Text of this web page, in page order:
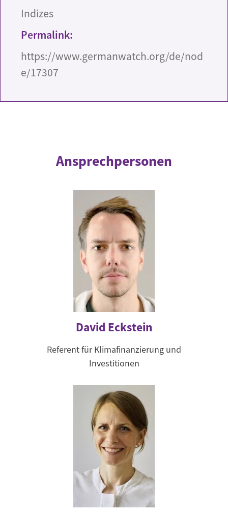
Indizes
Permalink:
https://www.germanwatch.org/de/nod
e/17307
Ansprechpersonen
David Eckstein
Referent für Klimafinanzierung und
Investitionen